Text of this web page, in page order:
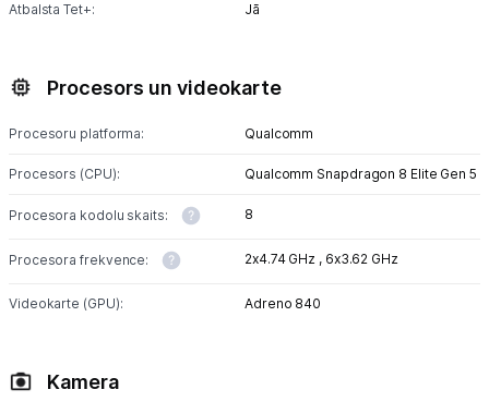
Atbalsta Tet+: Jā
Procesors un videokarte
Procesoru platforma: Qualcomm
Procesors (CPU): Qualcomm Snapdragon 8 Elite Gen 5
Procesora kodolu skaits: 8
Procesora frekvence: 2x4.74 GHz , 6x3.62 GHz
Videokarte (GPU): Adreno 840
Kamera